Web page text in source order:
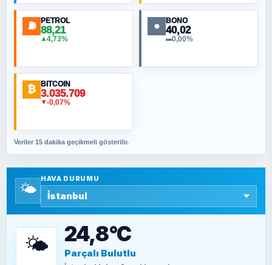
NURETTIN BÖLÜK
ORHAN KILIÇOĞLU
Fahişeye beyinli bir müstevli alçağına
SAVAŞ ŞAHİN
SEYFULLAH ÇİÇEK
TEOMAN ALPASLAN
⛽ PETROL
88,21
▲4,73%
● BONO
40,02
▬0,00%
₿ BITCOIN
3.035.709
▼-0,07%
Veriler 15 dakika geçikmeli gösterilir.
🌤️
HAVA DURUMU
🌤️ 24,8°C
Parçalı Bulutlu